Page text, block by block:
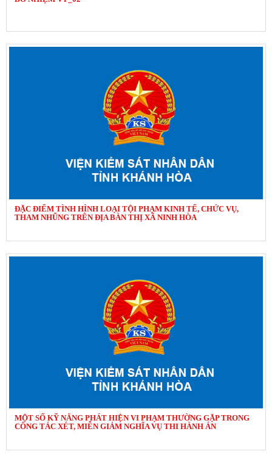
ĐẶC ĐIỂM TÌNH HÌNH LOẠI TỘI PHẠM KINH TẾ, CHỨC VỤ,
THAM NHŨNG TRÊN ĐỊA BÀN THỊ XÃ NINH HÒA
MỘT SỐ KỸ NĂNG PHÁT HIỆN VI PHẠM THƯỜNG GẶP TRONG
CÔNG TÁC XÉT, MIỄN GIẢM NGHĨA VỤ THI HÀNH ÁN